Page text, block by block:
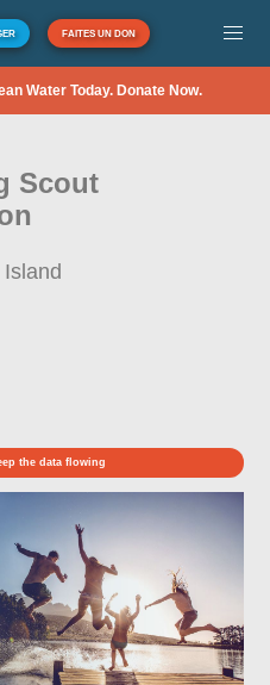
FAITES UN DON
Water Today. Donate Now.
Scout
the data flowing